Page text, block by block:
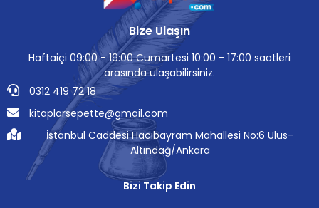
Bize Ulaşın
Haftaiçi 09:00 - 19:00 Cumartesi 10:00 - 17:00 saatleri
arasında ulaşabilirsiniz.
0312 419 72 18
kitaplarsepette@gmail.com
İstanbul Caddesi Hacıbayram Mahallesi No:6 Ulus-
Altındağ/Ankara
Bizi Takip Edin